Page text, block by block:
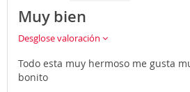
Muy bien
Desglose valoración
Todo esta muy hermoso me gusta
bonito